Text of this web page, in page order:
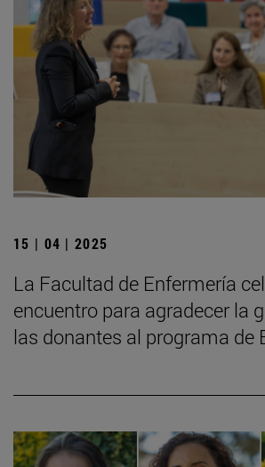
15 | 04 | 2025
La Facultad de Enfermería
encuentro para agradecer la
las donantes al programa de